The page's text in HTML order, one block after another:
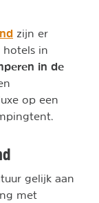
zijn er
hotels in
in de
op een
gelijk aan
met